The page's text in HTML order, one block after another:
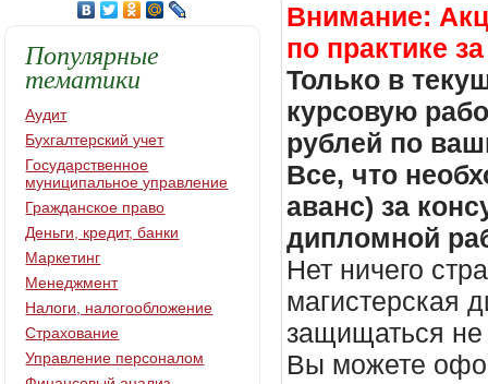
Внимание:
по практике
Только в
курсовую
рублей по
Все, что
аванс) за
дипломной
Нет ничего
магистерская
защищаться не
Вы можете
Популярные
тематики
Аудит
Бухгалтерский учет
Государственное
муниципальное управление
Гражданское право
Деньги, кредит, банки
Маркетинг
Менеджмент
Налоги, налогообложение
Страхование
Управление персоналом